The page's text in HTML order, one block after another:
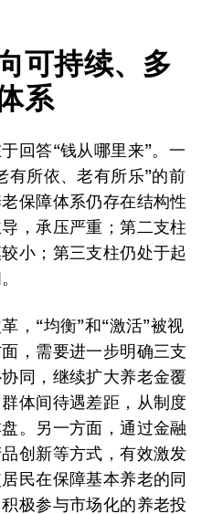
可持续、多
系
回答“钱从哪里来”。一
有所依、老有所乐”的前
保障体系仍存在结构性
，承压严重；第二支柱
小；第三支柱仍处于起
，“均衡”和“激活”被视
，需要进一步明确三支
同，继续扩大养老金覆
体间待遇差距，从制度
。另一方面，通过金融
创新等方式，有效激发
民在保障基本养老的同
极参与市场化的养老投